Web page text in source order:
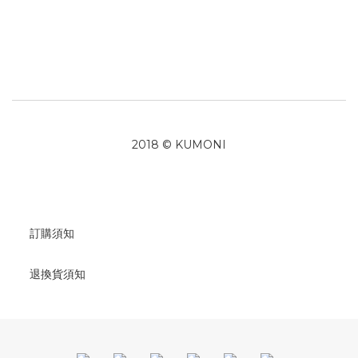
2018 © KUMONI
訂購須知
退換貨須知